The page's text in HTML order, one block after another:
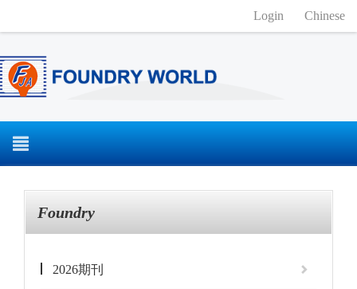
Login Chinese
Foundry
2026期刊